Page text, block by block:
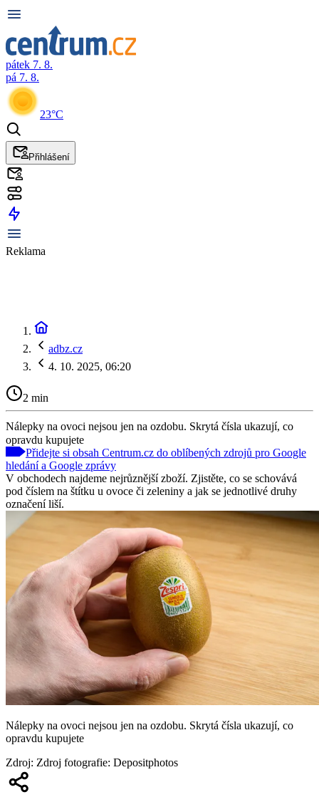
pátek 7. 8.
pá 7. 8.
23°C
Přihlášení
Reklama
adbz.cz
4. 10. 2025, 06:20
2 min
Nálepky na ovoci nejsou jen na ozdobu. Skrytá čísla ukazují, co
opravdu kupujete
Přidejte si obsah Centrum.cz do oblíbených zdrojů pro Google
hledání a Google zprávy
V obchodech najdeme nejrůznější zboží. Zjistěte, co se schovává
pod číslem na štítku u ovoce či zeleniny a jak se jednotlivé druhy
označení liší.
Nálepky na ovoci nejsou jen na ozdobu. Skrytá čísla ukazují, co
opravdu kupujete
Zdroj: Zdroj fotografie: Depositphotos